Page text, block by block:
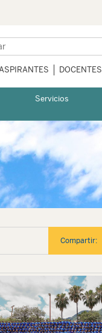
DOCENTES
Servicios
Compartir: